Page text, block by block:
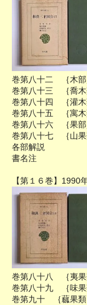
巻第八十二 ｛木部
巻第八十三 ｛喬木
巻第八十四 ｛灌木
巻第八十五 ｛寓
巻第八十六 ｛果部
巻第八十七 ｛山果
各部解説
書名注
【第１６巻】
巻第八十八 ｛夷果
巻第八十九 ｛味果
巻第九十 ｛蓏果類